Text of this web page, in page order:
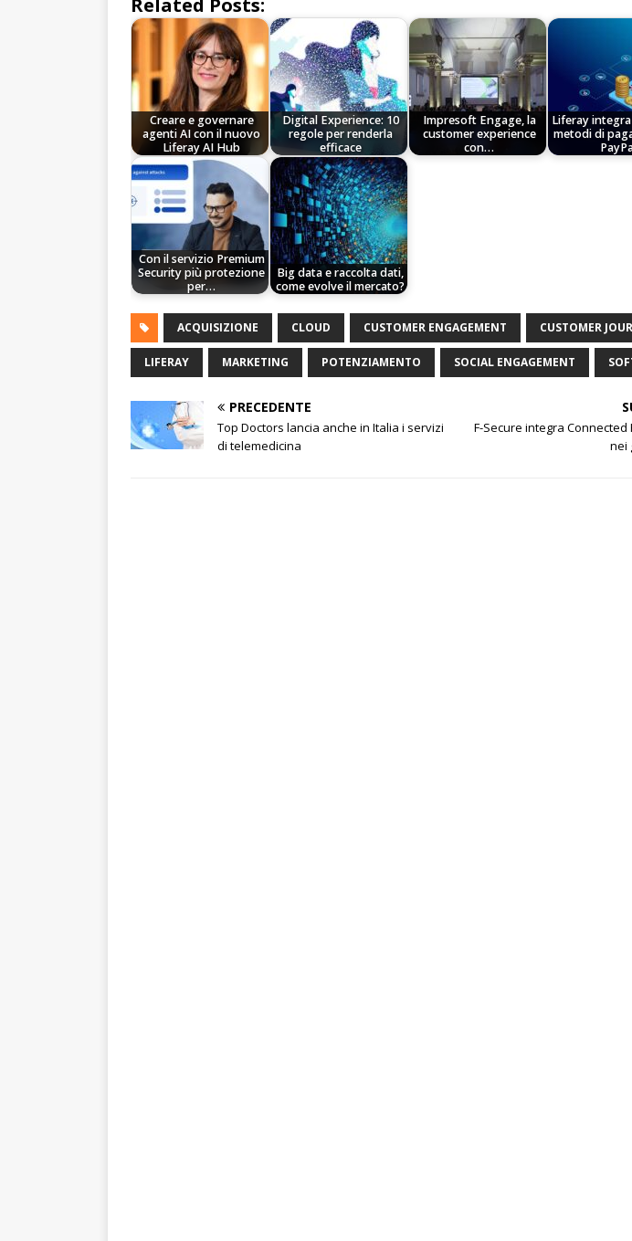
Related Posts:
Creare e governare
agenti AI con il nuovo
Liferay AI Hub
Digital Experience: 10
regole per renderla
efficace
Impresoft Engage, la
customer experience
con…
Liferay
metodi di
Con il servizio Premium
Security più protezione
per…
Big data e raccolta dati,
come evolve il mercato?
ACQUISIZIONE CLOUD CUSTOMER ENGAGEMENT CUSTOMER
LIFERAY MARKETING POTENZIAMENTO SOCIAL ENGAGEMENT
PRECEDENTE
Top Doctors lancia anche in Italia i servizi
di telemedicina
F-Secure integra Connected
nei